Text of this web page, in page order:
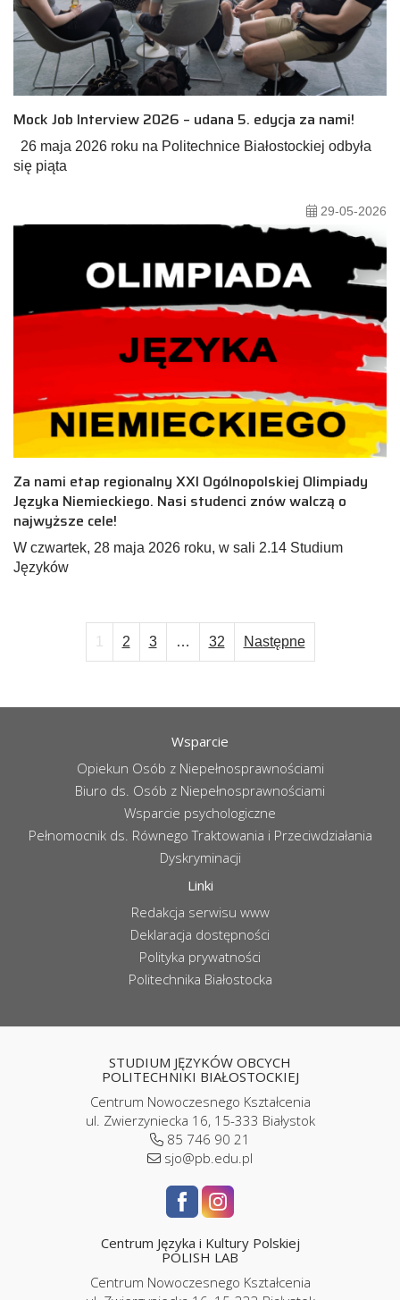
Mock Job Interview 2026 – udana 5. edycja za nami!
26 maja 2026 roku na Politechnice Białostockiej odbyła
się piąta
29-05-2026
Za nami etap regionalny XXI Ogólnopolskiej Olimpiady
Języka Niemieckiego. Nasi studenci znów walczą o
najwyższe cele!
W czwartek, 28 maja 2026 roku, w sali 2.14 Studium
Języków
Stronicowanie
1 2 3 … 32 Następne
Wsparcie
Opiekun Osób z Niepełnosprawnościami
Biuro ds. Osób z Niepełnosprawnościami
Wsparcie psychologiczne
Pełnomocnik ds. Równego Traktowania i Przeciwdziałania
Dyskryminacji
Linki
Redakcja serwisu www
Deklaracja dostępności
Polityka prywatności
Politechnika Białostocka
STUDIUM JĘZYKÓW OBCYCH
POLITECHNIKI BIAŁOSTOCKIEJ
Centrum Nowoczesnego Kształcenia
ul. Zwierzyniecka 16, 15-333 Białystok
85 746 90 21
sjo@pb.edu.pl
Centrum Języka i Kultury Polskiej
POLISH LAB
Centrum Nowoczesnego Kształcenia